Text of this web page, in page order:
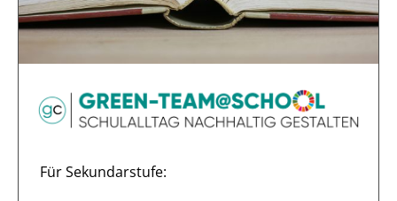
Für Sekundarstufe: